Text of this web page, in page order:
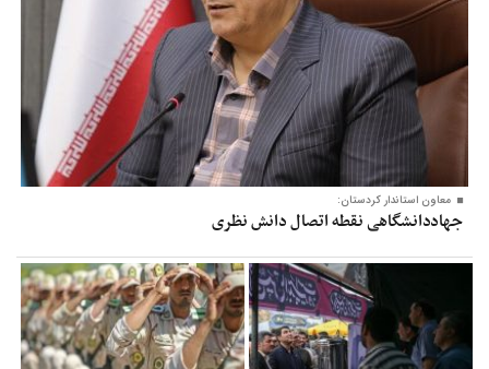
معاون‌ استاندار کردستان:
جهاددانشگاهی نقطه اتصال دانش نظری